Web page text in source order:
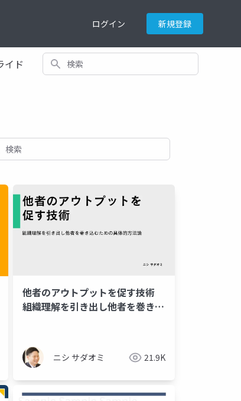
ログイン 新規登録
イド 検索
他者のアウトプットを促す技術
組織理解を引き出し他者を巻き込
ニシ サダオミ 21.9K